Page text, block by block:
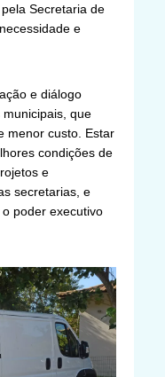
Secretaria de
e
e diálogo
que
menor custo. Estar
condições de
e
secretarias, e
poder executivo